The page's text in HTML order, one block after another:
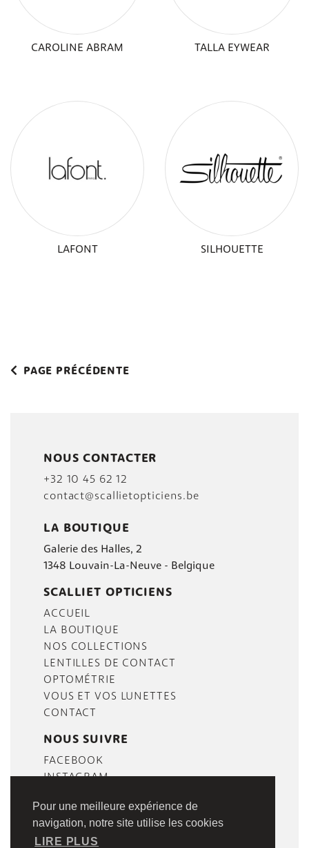
Pour une meilleure expérience de
navigation, notre site utilise les cookies
LIRE PLUS
CAROLINE ABRAM TALLA EYWEAR
LAFONT SILHOUETTE
PAGE PRÉCÉDENTE
NOUS CONTACTER
+32 10 45 62 12
contact@scallietopticiens.be
LA BOUTIQUE
Galerie des Halles, 2
1348 Louvain-La-Neuve - Belgique
SCALLIET OPTICIENS
ACCUEIL
LA BOUTIQUE
NOS COLLECTIONS
LENTILLES DE CONTACT
OPTOMÉTRIE
VOUS ET VOS LUNETTES
CONTACT
NOUS SUIVRE
FACEBOOK
INSTAGRAM